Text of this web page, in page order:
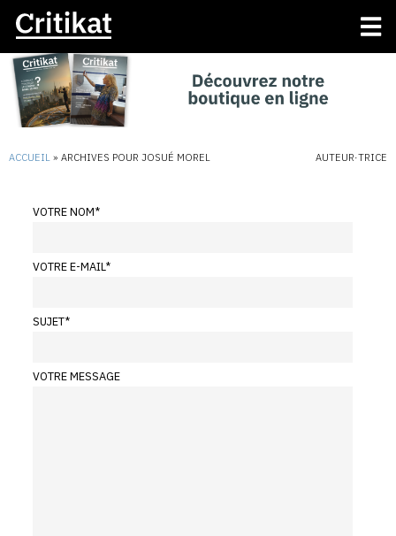
ACCUEIL » ARCHIVES POUR JOSUÉ MOREL AUTEUR·TRICE
VOTRE NOM*
VOTRE E-MAIL*
SUJET*
VOTRE MESSAGE